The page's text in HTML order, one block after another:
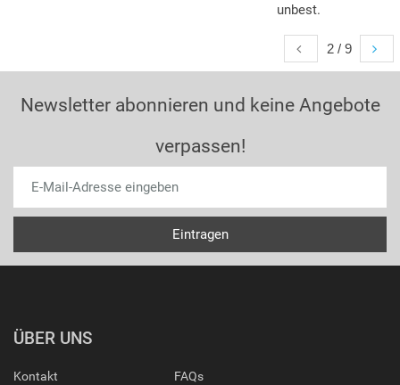
unbest.
2 / 9
Newsletter abonnieren und keine Angebote
verpassen!
ÜBER UNS
Kontakt FAQs